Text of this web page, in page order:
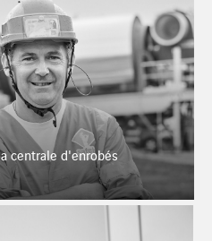
centrale d'enrobés